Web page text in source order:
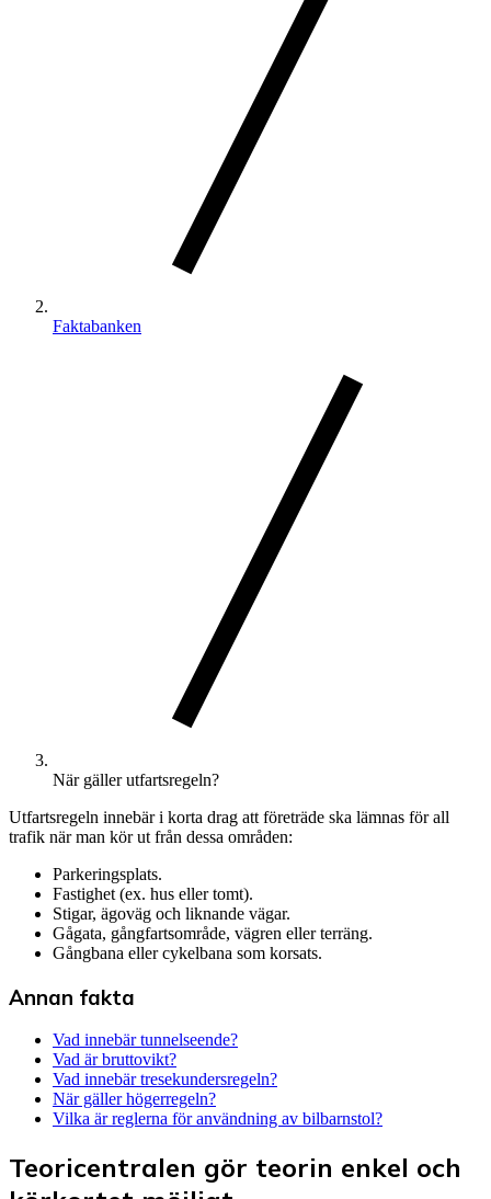
Faktabanken
När gäller utfartsregeln?
Utfartsregeln innebär i korta drag att företräde ska lämnas för all
trafik när man kör ut från dessa områden:
Parkeringsplats.
Fastighet (ex. hus eller tomt).
Stigar, ägoväg och liknande vägar.
Gågata, gångfartsområde, vägren eller terräng.
Gångbana eller cykelbana som korsats.
Annan fakta
Vad innebär tunnelseende?
Vad är bruttovikt?
Vad innebär tresekundersregeln?
När gäller högerregeln?
Vilka är reglerna för användning av bilbarnstol?
Teoricentralen gör teorin enkel och